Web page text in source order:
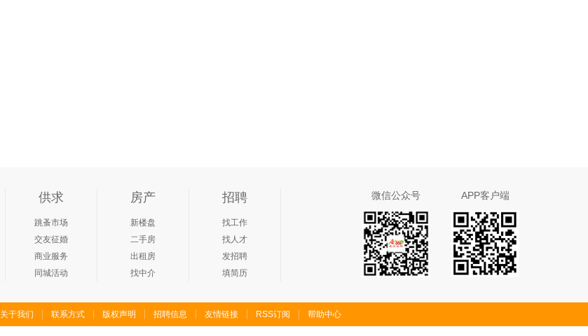
供求
跳蚤市场
交友征婚
商业服务
同城活动
房产
新楼盘
二手房
出租房
找中介
招聘
找工作
找人才
发招聘
填简历
微信公众号 APP客户端
关于我们 联系方式 版权声明 招聘信息 友情链接 RSS订阅 帮助中心